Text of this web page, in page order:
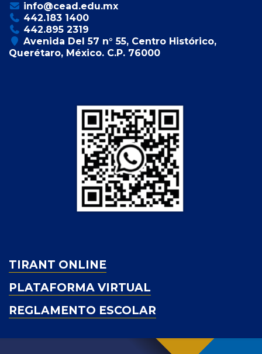
info@cead.edu.mx
442.183 1400
442.895 2319
Avenida Del 57 n° 55, Centro Histórico,
Querétaro, México. C.P. 76000
TIRANT ONLINE
PLATAFORMA VIRTUAL
REGLAMENTO ESCOLAR